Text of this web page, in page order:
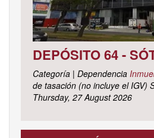
Categoría | Dependencia
de tasación (no incluye el IGV)
Thursday, 27 August 2026